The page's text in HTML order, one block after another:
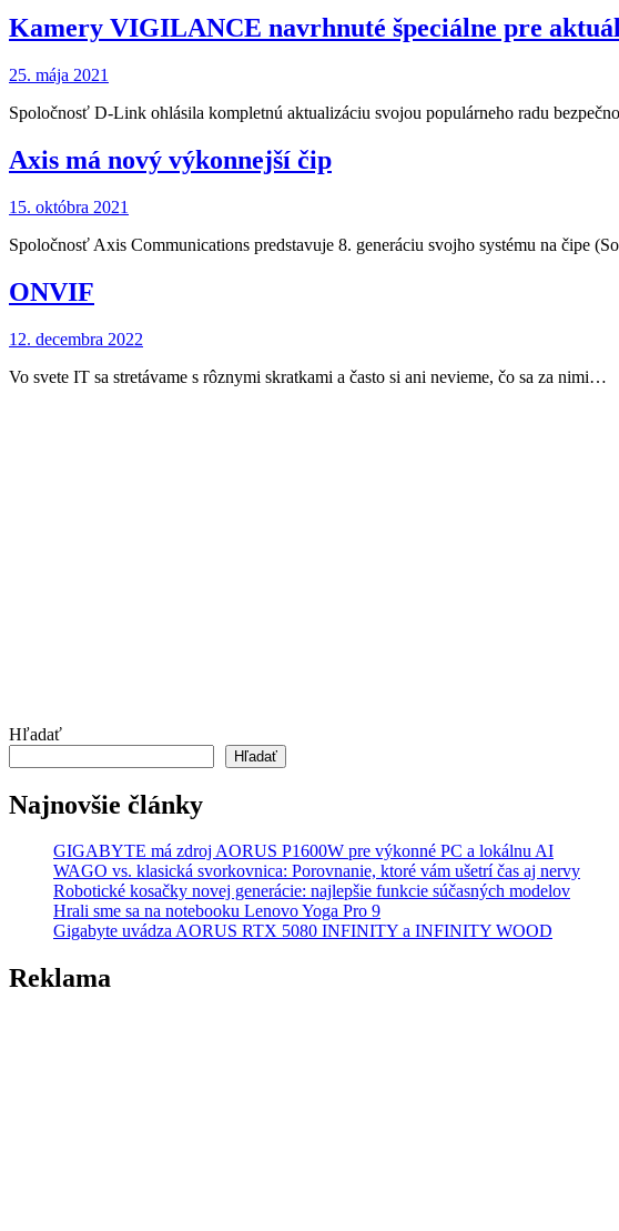
Kamery VIGILANCE navrhnuté špeciálne pre
25. mája 2021
Spoločnosť D-Link ohlásila kompletnú aktualizáciu svojou populárneho radu
Axis má nový výkonnejší čip
15. októbra 2021
Spoločnosť Axis Communications predstavuje 8. generáciu svojho systému na čipe
ONVIF
12. decembra 2022
Vo svete IT sa stretávame s rôznymi skratkami a často si ani nevieme, čo sa za nimi…
Hľadať
Hľadať
Najnovšie články
GIGABYTE má zdroj AORUS P1600W pre výkonné PC a lokálnu AI
WAGO vs. klasická svorkovnica: Porovnanie, ktoré vám ušetrí čas aj nervy
Robotické kosačky novej generácie: najlepšie funkcie súčasných modelov
Hrali sme sa na notebooku Lenovo Yoga Pro 9
Gigabyte uvádza AORUS RTX 5080 INFINITY a INFINITY WOOD
Reklama